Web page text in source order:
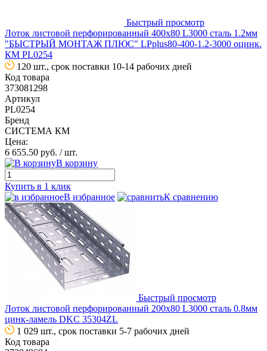
Быстрый просмотр
Лоток листовой перфорированный 400х80 L3000 сталь 1.2мм
"БЫСТРЫЙ МОНТАЖ ПЛЮС" LPplus80-400-1.2-3000 оцинк.
КМ PL0254
120 шт., срок поставки 10-14 рабочих дней
Код товара
373081298
Артикул
PL0254
Бренд
СИСТЕМА КМ
Цена:
6 655.50 руб. / шт.
В корзину
Купить в 1 клик
В избранное
К сравнению
Быстрый просмотр
Лоток листовой перфорированный 200х80 L3000 сталь 0.8мм
цинк-ламель DKC 35304ZL
1 029 шт., срок поставки 5-7 рабочих дней
Код товара